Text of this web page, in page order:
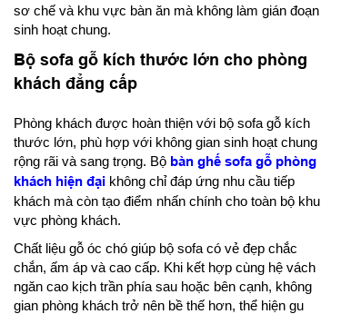
sơ chế và khu vực bàn ăn mà không làm gián đoạn
sinh hoạt chung.
Bộ sofa gỗ kích thước lớn cho phòng
khách đẳng cấp
Phòng khách được hoàn thiện với bộ sofa gỗ kích
thước lớn, phù hợp với không gian sinh hoạt chung
rộng rãi và sang trọng. Bộ bàn ghế sofa gỗ phòng
khách hiện đại không chỉ đáp ứng nhu cầu tiếp
khách mà còn tạo điểm nhấn chính cho toàn bộ khu
vực phòng khách.
Chất liệu gỗ óc chó giúp bộ sofa có vẻ đẹp chắc
chắn, ấm áp và cao cấp. Khi kết hợp cùng hệ vách
ngăn cao kịch trần phía sau hoặc bên cạnh, không
gian phòng khách trở nên bề thế hơn, thể hiện gu